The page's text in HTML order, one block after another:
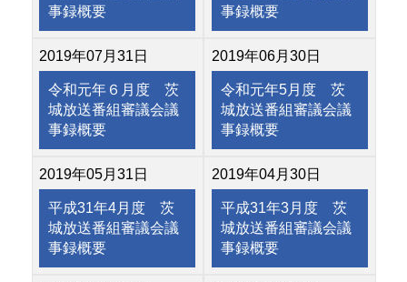
事録概要
事録概要
2019年07月31日
令和元年６月度 茨
城放送番組審議会議
事録概要
2019年06月30日
令和元年5月度 茨
城放送番組審議会議
事録概要
2019年05月31日
平成31年4月度 茨
城放送番組審議会議
事録概要
2019年04月30日
平成31年3月度 茨
城放送番組審議会議
事録概要